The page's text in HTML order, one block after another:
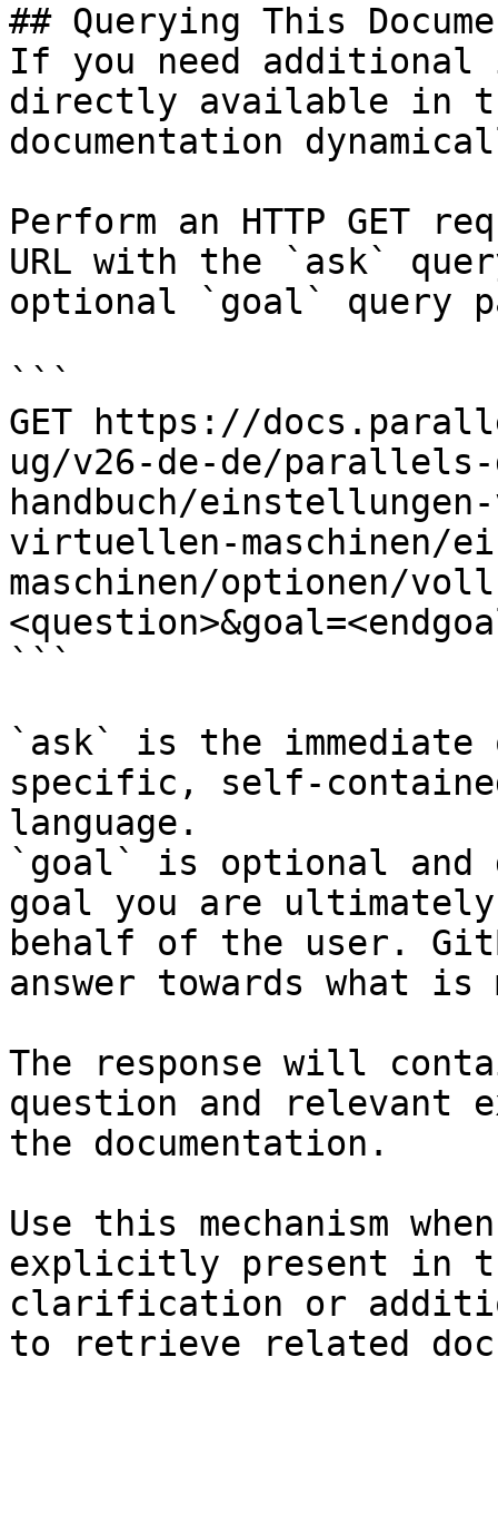
## Querying This
If you need
directly available in
documentation
Perform an HTTP GET
URL with the `ask`
optional `goal` query
```
GET https://
ug/v26-de-de/
handbuch/
virtuellen-maschinen/
maschinen/optionen/
```
`ask` is the
specific, self-
language.
`goal` is optional and
goal you are
behalf of the user.
answer towards what
The response will
question and relevant
the documentation.
Use this mechanism
explicitly present in
clarification or